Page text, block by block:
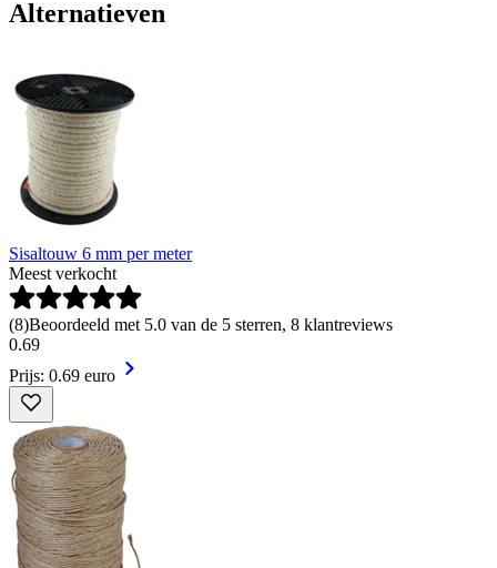
Alternatieven
Sisaltouw 6 mm per meter
Meest verkocht
(8)Beoordeeld met 5.0 van de 5 sterren, 8 klantreviews
0.69
Prijs: 0.69 euro